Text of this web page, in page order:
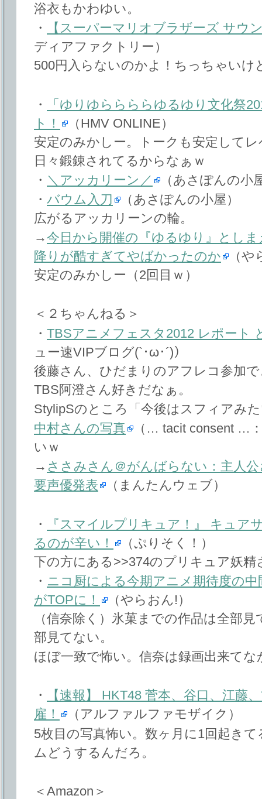
浴衣もかわゆい。
・
【スーパーマリオブラザーズ サウ
ディアファクトリー）
500円入らないのかよ！ちっちゃいけ
・
「ゆりゆららららゆるゆり文化祭
ト！
（HMV ONLINE）
安定のみかしー。トークも安定して
日々鍛錬されてるからなぁｗ
・ ＼アッカリーン／
（あさぽんの小
・ バウム入刀
（あさぽんの小屋）
広がるアッカリーンの輪。
→今日から開催の『ゆるゆり』とし
降りが酷すぎてやばかったのか
（
安定のみかしー（2回目ｗ）
＜２ちゃんねる＞
・ TBSアニメフェスタ2012 レポート
ュー速VIPブログ(`･ω･´)）
後藤さん、ひだまりのアフレコ参加
TBS阿澄さん好きだなぁ。
StylipSのところ「今後はスフィアみ
中村さんの写真
（… tacit consent …
いｗ
→ ささみさん＠がんばらない：主人
要声優発表
（まんたんウェブ）
・
『スマイルプリキュア！』 キュア
るのが辛い！
（ぷりそく！）
下の方にある>>374のプリキュア妖精
・ ニコ厨による今期アニメ期待度の中
がTOPに！
（やらおん!）
（信奈除く）氷菓までの作品は全部
部見てない。
ほぼ一致で怖い。信奈は録画出来て
・
【速報】 HKT48 菅本、谷口、江藤
雇！
（アルファルファモザイク）
5枚目の写真怖い。数ヶ月に1回起き
ムどうするんだろ。
＜Amazon＞